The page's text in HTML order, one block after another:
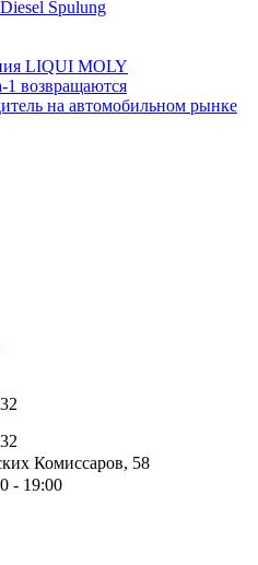
Spulung
LIQUI MOLY
1 возвращаются
на автомобильном рынке
Комиссаров, 58
- 19:00